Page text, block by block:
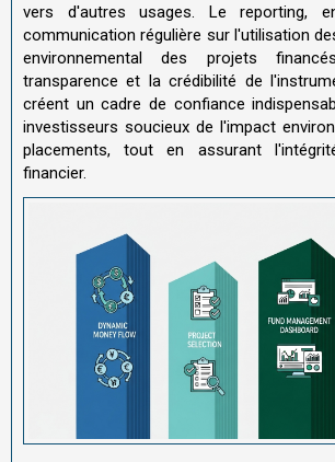
vers d'autres usages. Le reporting,
communication régulière sur l'utilisation
environnemental des projets
transparence et la crédibilité de
créent un cadre de confiance
investisseurs soucieux de l'impact
placements, tout en assurant
financier.